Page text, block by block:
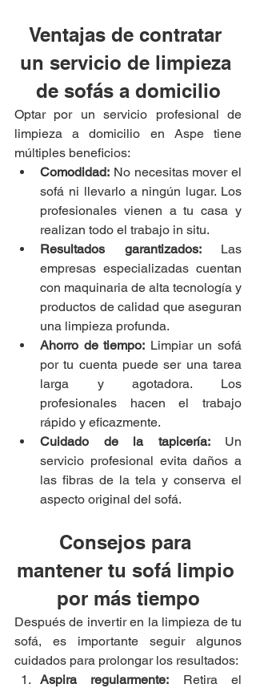
Ventajas de contratar
un servicio de limpieza
de sofás a domicilio
Optar por un servicio profesional de
limpieza a domicilio en Aspe tiene
múltiples beneficios:
Comodidad: No necesitas mover el
sofá ni llevarlo a ningún lugar. Los
profesionales vienen a tu casa y
realizan todo el trabajo in situ.
Resultados garantizados: Las
empresas especializadas cuentan
con maquinaria de alta tecnología y
productos de calidad que aseguran
una limpieza profunda.
Ahorro de tiempo: Limpiar un sofá
por tu cuenta puede ser una tarea
larga y agotadora. Los
profesionales hacen el trabajo
rápido y eficazmente.
Cuidado de la tapicería: Un
servicio profesional evita daños a
las fibras de la tela y conserva el
aspecto original del sofá.
Consejos para
mantener tu sofá limpio
por más tiempo
Después de invertir en la limpieza de tu
sofá, es importante seguir algunos
cuidados para prolongar los resultados:
Aspira regularmente: Retira el